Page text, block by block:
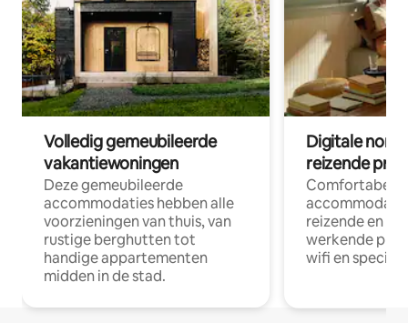
Volledig gemeubileerde
vakantiewoningen
Deze gemeubileerde
accommodaties hebben alle
voorzieningen van thuis, van
rustige berghutten tot
handige appartementen
midden in de stad.
Digitale
reizende
Comfortabele
reizende en
werkende
wifi en